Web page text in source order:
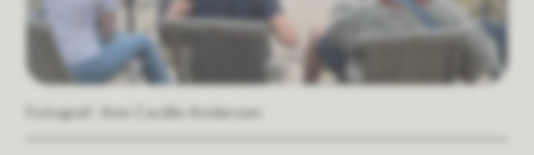
Ann Cecilie Andersen